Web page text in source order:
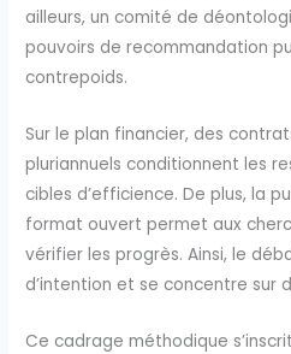
ailleurs, un comité de
pouvoirs de recommandation
contrepoids.
Sur le plan financier, des
pluriannuels conditionnent les
cibles d’efficience. De plus, la
format ouvert permet aux
vérifier les progrès. Ainsi, le
d’intention et se concentre sur
Ce cadrage méthodique